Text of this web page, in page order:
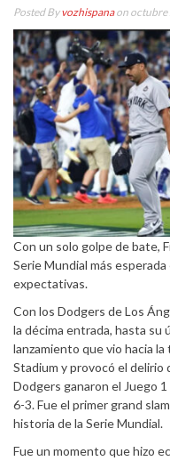
Posted Byvozhispanaon octubre
Con un solo golpe de bate,
Serie Mundial más
expectativas.
Con los Dodgers de Los
la décima entrada, hasta su
lanzamiento que vio hacia
Stadium y provocó el delirio
Dodgers ganaron el Juego
6-3. Fue el primer grand
historia de la Serie Mundial.
Fue un momento que hizo